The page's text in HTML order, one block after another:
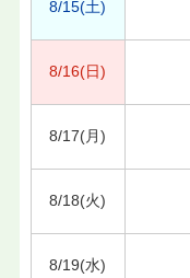
8/15(土)
8/16(日)
8/17(月)
8/18(火)
8/19(水)